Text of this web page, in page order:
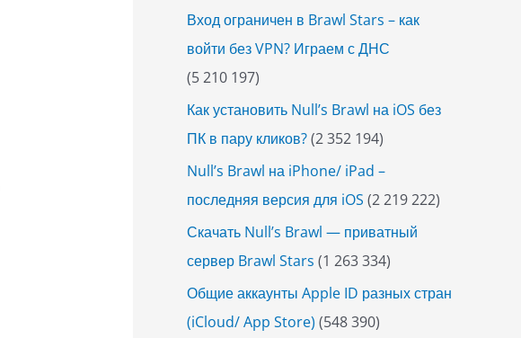
Вход ограничен в Brawl Stars – как
войти без VPN? Играем с ДНС
(5 210 197)
Как установить Null’s Brawl на iOS без
ПК в пару кликов?(2 352 194)
Null’s Brawl на iPhone/ iPad –
последняя версия для iOS (2 219 222)
Скачать Null’s Brawl — приватный
сервер Brawl Stars (1 263 334)
Общие аккаунты Apple ID разных стран
(iCloud/ App Store) (548 390)